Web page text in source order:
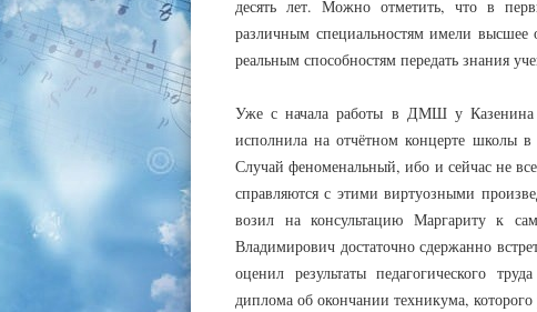
десять лет. Можно отметить, что в
различным специальностям имели
реальным способностям передать знания
Уже с начала работы в ДМШ у Казенина
исполнила на отчётном концерте школы
Случай феноменальный, ибо и сейчас не
справляются с этими виртуозными
возил на консультацию Маргариту к
Владимирович достаточно сдержанно
оценил результаты педагогического
диплома об окончании техникума,